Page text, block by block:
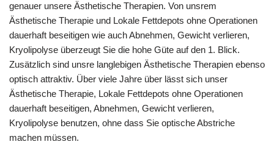
genauer unsere Ästhetische Therapien. Von unsrem
Ästhetische Therapie und Lokale Fettdepots ohne Operationen
dauerhaft beseitigen wie auch Abnehmen, Gewicht verlieren,
Kryolipolyse überzeugt Sie die hohe Güte auf den 1. Blick.
Zusätzlich sind unsre langlebigen Ästhetische Therapien ebenso
optisch attraktiv. Über viele Jahre über lässt sich unser
Ästhetische Therapie, Lokale Fettdepots ohne Operationen
dauerhaft beseitigen, Abnehmen, Gewicht verlieren,
Kryolipolyse benutzen, ohne dass Sie optische Abstriche
machen müssen.